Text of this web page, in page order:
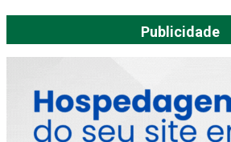
Publicidade